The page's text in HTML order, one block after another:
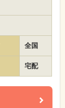
全国
宅配